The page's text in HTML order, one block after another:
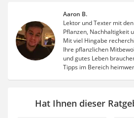
Aaron B.
Lektor und Texter mit
Pflanzen, Nachhaltigkeit
Mit viel Hingabe
Ihre pflanzlichen
und gutes Leben
Tipps im Bereich
Hat Ihnen dieser